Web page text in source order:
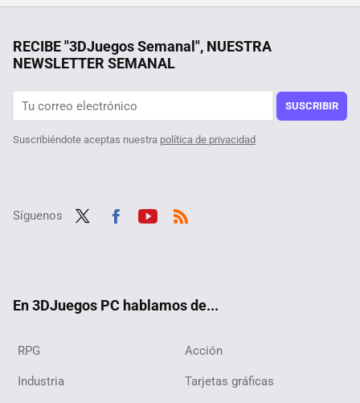
Fan de Red Dead Redemption 2 encuentra un detalle inquietantemente profético del gobierno de Trump. "Y yo creía que Fallout predecía el futuro"
RECIBE "3DJuegos Semanal", NUESTRA
NEWSLETTER SEMANAL
SUSCRIBIR
Suscribiéndote aceptas nuestra política de privacidad
Síguenos
En 3DJuegos PC hablamos de...
RPG Acción
Industria Tarjetas gráficas